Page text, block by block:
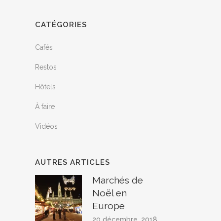
CATÉGORIES
Cafés
Restos
Hôtels
À faire
Vidéos
AUTRES ARTICLES
Marchés de
Noël en
Europe